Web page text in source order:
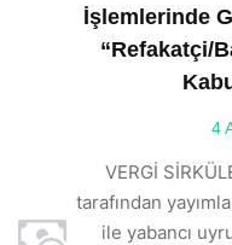
İşlemlerinde
“Refakatçi/
4
VERGİ
tarafından
ile yabancı